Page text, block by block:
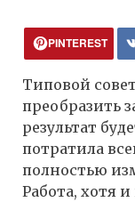
PINTEREST
Типовой
преобразить
результат
потратила
полностью
Работа, хотя